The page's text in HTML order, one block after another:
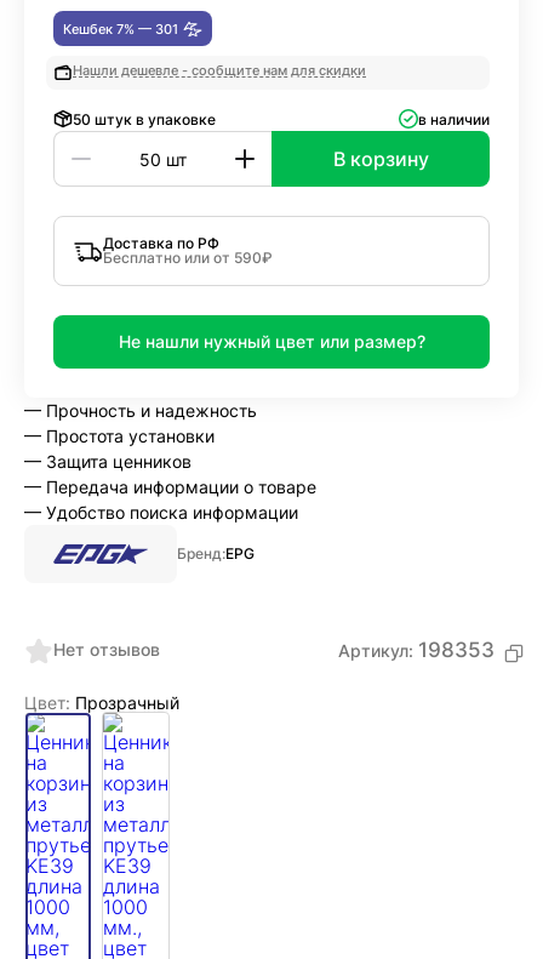
Нет отзывов Артикул: 198353
Цвет: Прозрачный
Кешбек 7% — 301
Нашли дешевле - сообщите нам для скидки
50 штук в упаковке в наличии
В корзину
Доставка по РФ
Бесплатно или от 590₽
Не нашли нужный цвет или размер?
— Прочность и надежность
— Простота установки
— Защита ценников
— Передача информации о товаре
— Удобство поиска информации
Бренд:EPG